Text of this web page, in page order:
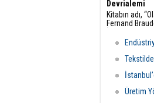
Devrialemi
Kitabın adı,
Fernand
yaklaşık 30
Dünya
Üretim